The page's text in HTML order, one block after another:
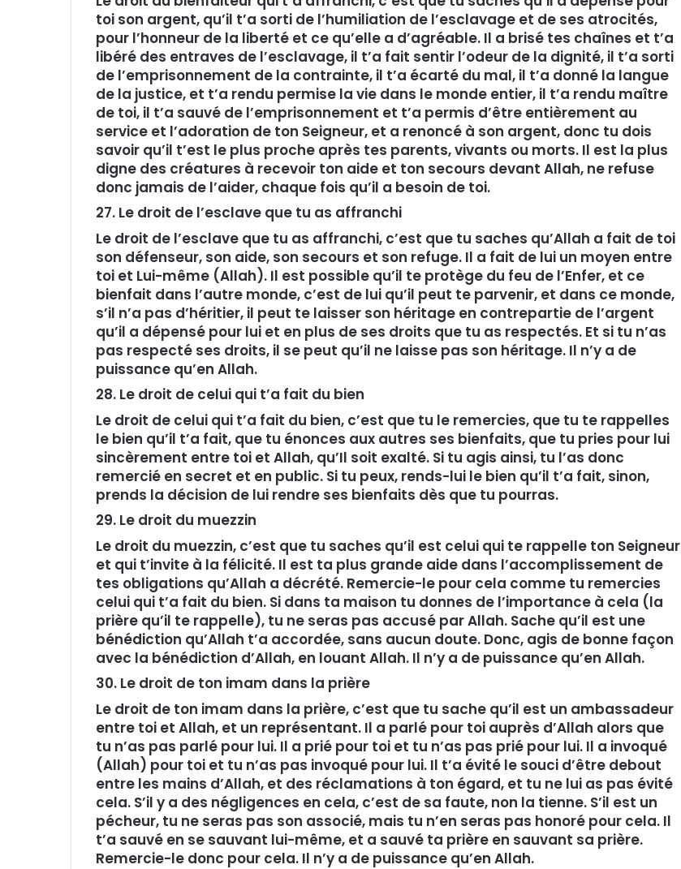
toi son argent, qu’il t’a sorti de l’humiliation de l’esclavage et de ses atrocités,
pour l’honneur de la liberté et ce qu’elle a d’agréable. Il a brisé tes chaînes et t’a
libéré des entraves de l’esclavage, il t’a fait sentir l’odeur de la dignité, il t’a sorti
de l’emprisonnement de la contrainte, il t’a écarté du mal, il t’a donné la langue
de la justice, et t’a rendu permise la vie dans le monde entier, il t’a rendu maître
de toi, il t’a sauvé de l’emprisonnement et t’a permis d’être entièrement au
service et l’adoration de ton Seigneur, et a renoncé à son argent, donc tu dois
savoir qu’il t’est le plus proche après tes parents, vivants ou morts. Il est la plus
digne des créatures à recevoir ton aide et ton secours devant Allah, ne refuse
donc jamais de l’aider, chaque fois qu’il a besoin de toi.
27. Le droit de l’esclave que tu as affranchi
Le droit de l’esclave que tu as affranchi, c’est que tu saches qu’Allah a fait de toi
son défenseur, son aide, son secours et son refuge. Il a fait de lui un moyen entre
toi et Lui-même (Allah). Il est possible qu’il te protège du feu de l’Enfer, et ce
bienfait dans l’autre monde, c’est de lui qu’il peut te parvenir, et dans ce monde,
s’il n’a pas d’héritier, il peut te laisser son héritage en contrepartie de l’argent
qu’il a dépensé pour lui et en plus de ses droits que tu as respectés. Et si tu n’as
pas respecté ses droits, il se peut qu’il ne laisse pas son héritage. Il n’y a de
puissance qu’en Allah.
28. Le droit de celui qui t’a fait du bien
Le droit de celui qui t’a fait du bien, c’est que tu le remercies, que tu te rappelles
le bien qu’il t’a fait, que tu énonces aux autres ses bienfaits, que tu pries pour lui
sincèrement entre toi et Allah, qu’Il soit exalté. Si tu agis ainsi, tu l’as donc
remercié en secret et en public. Si tu peux, rends-lui le bien qu’il t’a fait, sinon,
prends la décision de lui rendre ses bienfaits dès que tu pourras.
29. Le droit du muezzin
Le droit du muezzin, c’est que tu saches qu’il est celui qui te rappelle ton Seigneur
et qui t’invite à la félicité. Il est ta plus grande aide dans l’accomplissement de
tes obligations qu’Allah a décrété. Remercie-le pour cela comme tu remercies
celui qui t’a fait du bien. Si dans ta maison tu donnes de l’importance à cela (la
prière qu’il te rappelle), tu ne seras pas accusé par Allah. Sache qu’il est une
bénédiction qu’Allah t’a accordée, sans aucun doute. Donc, agis de bonne façon
avec la bénédiction d’Allah, en louant Allah. Il n’y a de puissance qu’en Allah.
30. Le droit de ton imam dans la prière
Le droit de ton imam dans la prière, c’est que tu sache qu’il est un ambassadeur
entre toi et Allah, et un représentant. Il a parlé pour toi auprès d’Allah alors que
tu n’as pas parlé pour lui. Il a prié pour toi et tu n’as pas prié pour lui. Il a invoqué
(Allah) pour toi et tu n’as pas invoqué pour lui. Il t’a évité le souci d’être debout
entre les mains d’Allah, et des réclamations à ton égard, et tu ne lui as pas évité
cela. S’il y a des négligences en cela, c’est de sa faute, non la tienne. S’il est un
pécheur, tu ne seras pas son associé, mais tu n’en seras pas honoré pour cela. Il
t’a sauvé en se sauvant lui-même, et a sauvé ta prière en sauvant sa prière.
Remercie-le donc pour cela. Il n’y a de puissance qu’en Allah.